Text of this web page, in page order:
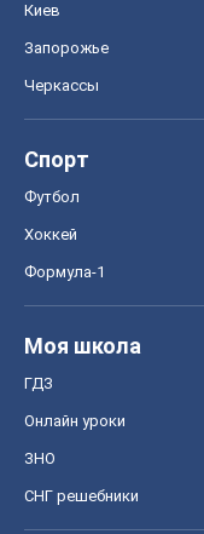
Киев
Запорожье
Черкассы
Спорт
Футбол
Хоккей
Формула-1
Моя школа
ГДЗ
Онлайн уроки
ЗНО
СНГ решебники